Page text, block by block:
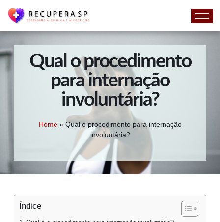
Qual o procedimento
para internação
involuntária?
Home» Qual o procedimento para internação
involuntária?
Índice